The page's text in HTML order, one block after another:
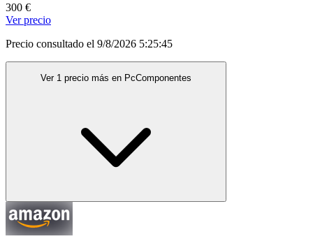
300 €
Ver precio
Precio consultado el 9/8/2026 5:25:45
Ver 1 precio más en PcComponentes